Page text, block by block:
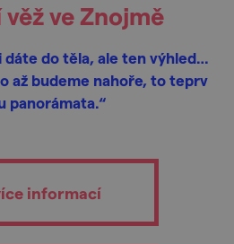
ve Znojmě
dáte do těla, ale ten výhled…
až budeme nahoře, to teprv
panorámata.“
informací